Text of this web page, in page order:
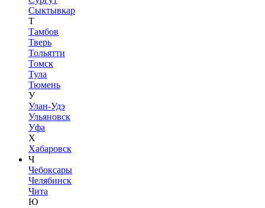
Сыктывкар
Т
Тамбов
Тверь
Тольятти
Томск
Тула
Тюмень
У
Улан-Удэ
Ульяновск
Уфа
Х
Хабаровск
Ч
Чебоксары
Челябинск
Чита
Ю